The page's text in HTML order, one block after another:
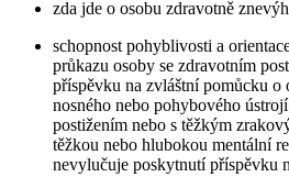
zda jde o osobu zdravotně
schopnost pohyblivosti a
průkazu osoby se zdravotním
příspěvku na zvláštní pomůcku o
nosného nebo pohybového
postižením nebo s těžkým
těžkou nebo hlubokou mentální
nevylučuje poskytnutí příspěvku